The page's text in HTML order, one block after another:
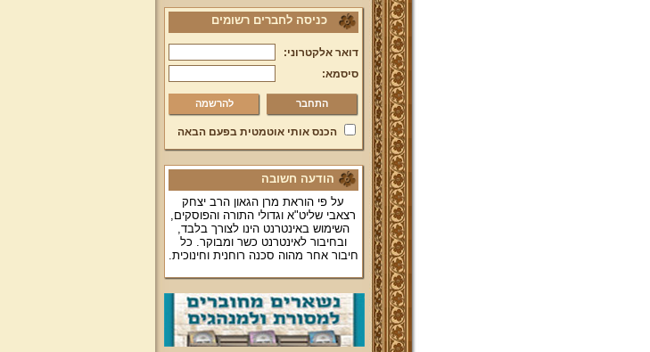
כניסה לחברים רשומים
דואר אלקטרוני:
סיסמא:
להרשמה
הכנס אותי אוטמטית בפעם הבאה
הודעה חשובה
על פי הוראת מרן הגאון הרב יצחק
רצאבי שליט"א וגדולי התורה והפוסקים,
השימוש באינטרנט הינו לצורך בלבד,
ובחיבור לאינטרנט כשר ומבוקר. כל
חיבור אחר מהוה סכנה רוחנית וחינוכית.